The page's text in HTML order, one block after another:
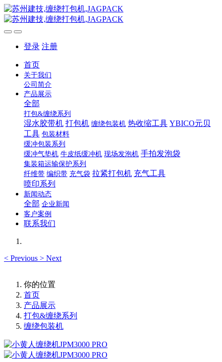
登录 注册
首页
关于我们
公司简介
产品展示
全部
打包&缠绕系列
湿水胶带机 打包机 缠绕包装机 热收缩工具 YBICO元贝
工具 包装材料
缓冲包装系列
缓冲气垫机 牛皮纸缓冲机 现场发泡机 手拍发泡袋
集装箱运输保护系列
纤维带 编织带 充气袋 拉紧打包机 充气工具
喷印系列
新闻动态
全部 企业新闻
客户案例
联系我们
< Previous > Next
你的位置
首页
产品展示
打包&缠绕系列
缠绕包装机